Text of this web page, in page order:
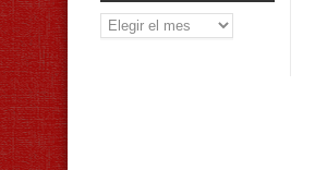
Archivos